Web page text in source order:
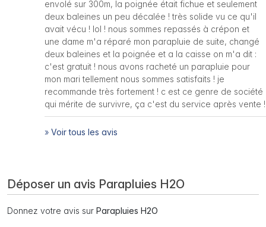
envolé sur 300m, la poignée était fichue et seulement
deux baleines un peu décalée ! très solide vu ce qu'il
avait vécu ! lol ! nous sommes repassés à crépon et
une dame m'a réparé mon parapluie de suite, changé
deux baleines et la poignée et a la caisse on m'a dit :
c'est gratuit ! nous avons racheté un parapluie pour
mon mari tellement nous sommes satisfaits ! je
recommande très fortement ! c est ce genre de société
qui mérite de survivre, ça c'est du service après vente !
» Voir tous les avis
Déposer un avis Parapluies H2O
Donnez votre avis sur Parapluies H2O